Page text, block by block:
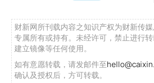
财新网所刊载内容之知识产权为财新传
专属所有或持有。未经许可，禁止进行
建立镜像等任何使用。
如有意愿转载，请发邮件至
确认及授权后，方可转载。